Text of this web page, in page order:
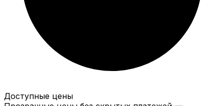
Доступные цены